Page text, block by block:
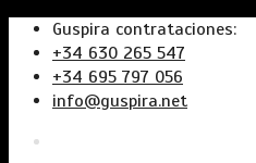
Guspira contrataciones:
+34 630 265 547
+34 695 797 056
info@guspira.net